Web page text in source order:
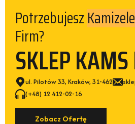
Potrzebujesz
Firm?
SKLEP
ul. Pilotów 33, Kraków, 31-462
(+48) 12 412-02-16
Zobacz Ofertę